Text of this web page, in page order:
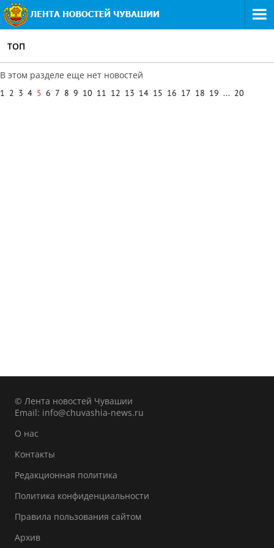
ТОП
В этом разделе еще нет новостей
1 2 3 4 5 6 7 8 9 10 11 12 13 14 15 16 17 18 19 ... 20
© Лента новостей Чувашии
Email: info@chuvashia-news.ru
О нас
Контакты
Редакционная политика
Политика конфиденциальности
Правила пользования сайтом
Архив